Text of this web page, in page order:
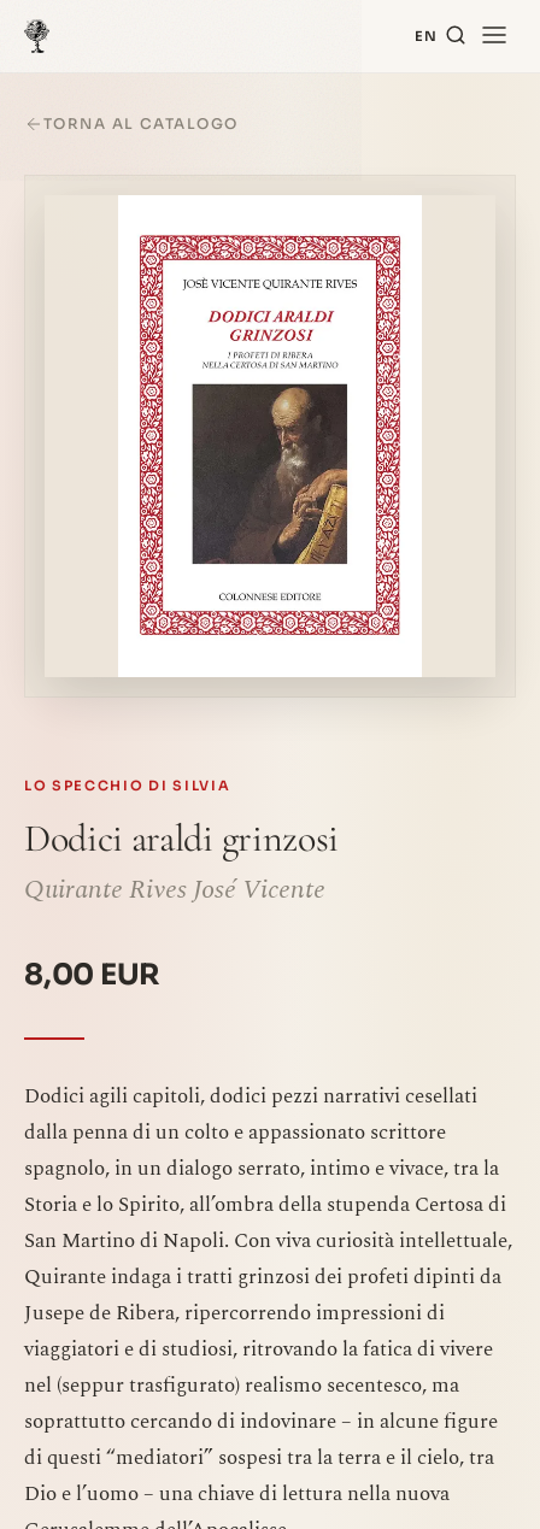
EN
TORNA AL CATALOGO
LO SPECCHIO DI SILVIA
Dodici araldi grinzosi
Quirante Rives José Vicente
8,00 EUR
Dodici agili capitoli, dodici pezzi narrativi cesellati
dalla penna di un colto e appassionato scrittore
spagnolo, in un dialogo serrato, intimo e vivace, tra la
Storia e lo Spirito, all’ombra della stupenda Certosa di
San Martino di Napoli. Con viva curiosità intellettuale,
Quirante indaga i tratti grinzosi dei profeti dipinti da
Jusepe de Ribera, ripercorrendo impressioni di
viaggiatori e di studiosi, ritrovando la fatica di vivere
nel (seppur trasfigurato) realismo secentesco, ma
soprattutto cercando di indovinare – in alcune figure
di questi “mediatori” sospesi tra la terra e il cielo, tra
Dio e l’uomo – una chiave di lettura nella nuova